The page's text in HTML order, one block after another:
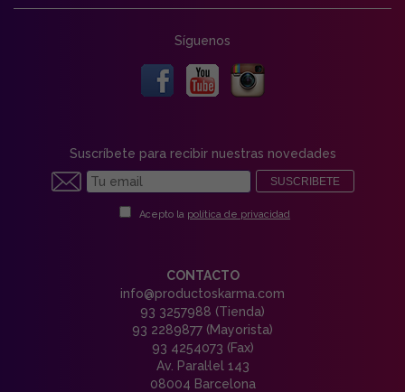
Síguenos
Suscríbete para recibir nuestras novedades
SUSCRIBETE
Acepto la política de privacidad
CONTACTO
info@productoskarma.com
93 3257988 (Tienda)
93 2289877 (Mayorista)
93 4254073 (Fax)
Av. Paral·lel 143
08004 Barcelona